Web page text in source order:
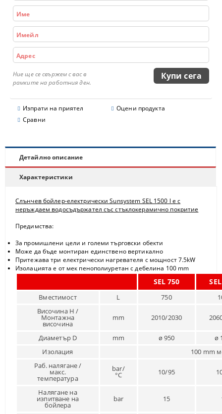
Ние ще се свържем с вас в
рамките на работния ден.
Изпрати на приятел
Оцени продукта
Сравни
Детайлно описание
Характеристики
Слънчев бойлер-електрически Sunsystem SEL 1500 l е с
неръждаем водосъдържател със стъклокерамично покритие
Предимства:
За промишлени цели и големи търговски обекти
Може да бъде монтиран единствено вертикално
Притежава три електрически нагревателя с мощност 7.5kW
Изолацията е от мек пенополиуретан с дебелина 100 mm
SEL 750
Вместимост L 750
Височина H /
Монтажна
височина
mm 2010/2030
Диаметър D mm ø 950
ø
Изолация
100 mm
Раб. налягане /
макс.
температура
bar/
°C 10/95
Налягане на
изпитване на
бойлера
bar 15